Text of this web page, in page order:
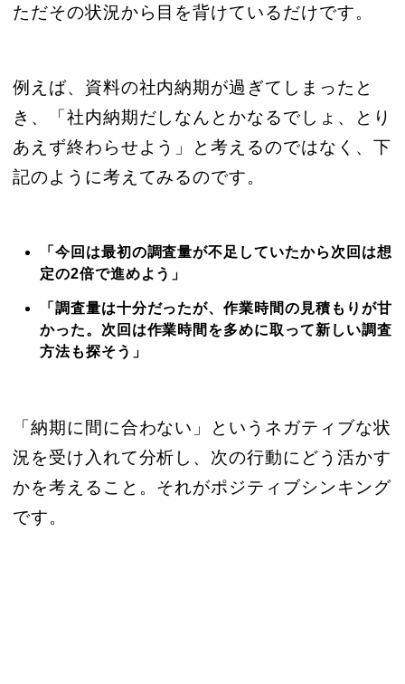
ただその状況から目を背けているだけです。
例えば、資料の社内納期が過ぎてしまったと
き、「社内納期だしなんとかなるでしょ、とり
あえず終わらせよう」と考えるのではなく、下
記のように考えてみるのです。
「今回は最初の調査量が不足していたから次回は想
定の2倍で進めよう」
「調査量は十分だったが、作業時間の見積もりが甘
かった。次回は作業時間を多めに取って新しい調査
方法も探そう」
「納期に間に合わない」というネガティブな状
況を受け入れて分析し、次の行動にどう活かす
かを考えること。それがポジティブシンキング
です。